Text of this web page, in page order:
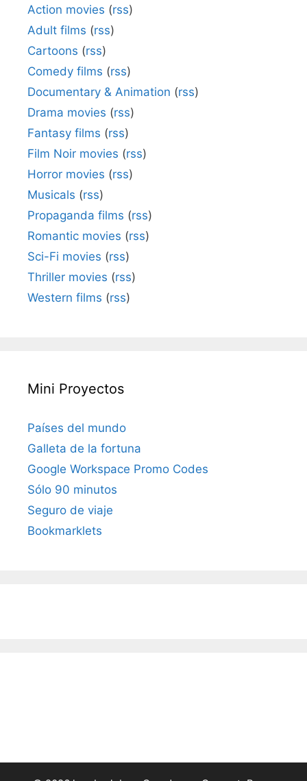
Action movies (rss)
Adult films (rss)
Cartoons (rss)
Comedy films (rss)
Documentary & Animation (rss)
Drama movies (rss)
Fantasy films (rss)
Film Noir movies (rss)
Horror movies (rss)
Musicals (rss)
Propaganda films (rss)
Romantic movies (rss)
Sci-Fi movies (rss)
Thriller movies (rss)
Western films (rss)
Mini Proyectos
Países del mundo
Galleta de la fortuna
Google Workspace Promo Codes
Sólo 90 minutos
Seguro de viaje
Bookmarklets